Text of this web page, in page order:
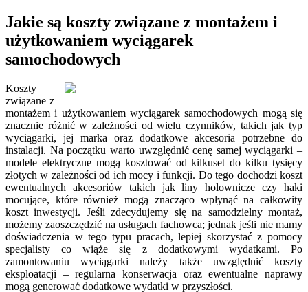
Jakie są koszty związane z montażem i
użytkowaniem wyciągarek
samochodowych
Koszty
związane z
montażem i użytkowaniem wyciągarek samochodowych mogą się
znacznie różnić w zależności od wielu czynników, takich jak typ
wyciągarki, jej marka oraz dodatkowe akcesoria potrzebne do
instalacji. Na początku warto uwzględnić cenę samej wyciągarki –
modele elektryczne mogą kosztować od kilkuset do kilku tysięcy
złotych w zależności od ich mocy i funkcji. Do tego dochodzi koszt
ewentualnych akcesoriów takich jak liny holownicze czy haki
mocujące, które również mogą znacząco wpłynąć na całkowity
koszt inwestycji. Jeśli zdecydujemy się na samodzielny montaż,
możemy zaoszczędzić na usługach fachowca; jednak jeśli nie mamy
doświadczenia w tego typu pracach, lepiej skorzystać z pomocy
specjalisty co wiąże się z dodatkowymi wydatkami. Po
zamontowaniu wyciągarki należy także uwzględnić koszty
eksploatacji – regularna konserwacja oraz ewentualne naprawy
mogą generować dodatkowe wydatki w przyszłości.